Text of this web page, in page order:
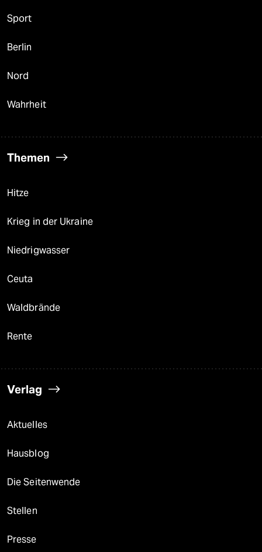
Sport
Berlin
Nord
Wahrheit
Themen
Hitze
Krieg in der Ukraine
Niedrigwasser
Ceuta
Waldbrände
Rente
Verlag
Aktuelles
Hausblog
Die Seitenwende
Stellen
Presse